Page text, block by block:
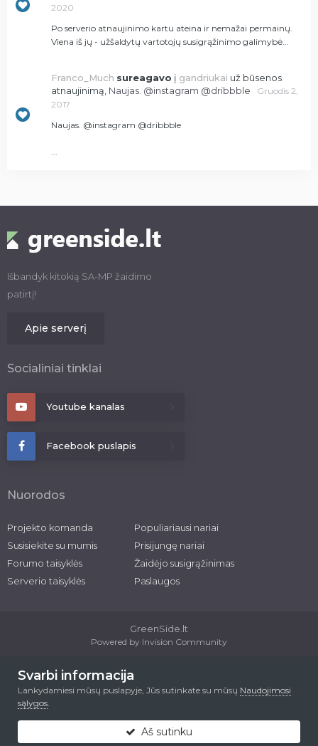
2020
Po serverio atnaujinimo kartu ateina ir nemažai permainų.
Viena iš jų - užšaldytų vartotojų susigrąžinimo galimybė...
Franco_Much sureagavo į gandriukai už būsenos
atnaujinimą, Naujas. @instagram @dribbble
Gruodis 2,
2017
Naujas. @instagram @dribbble
...
Išbandyk kitokią SA-MP žaidimo
patirtį!
Apie serverį
Socialiniai tinklai
Youtube kanalas
Facebook puslapis
Nuorodos
Projekto komanda
Susisiekite su mumis
Forumo taisyklės
Serverio taisyklės
Populiariausi nariai
Prisijungę nariai
Žaidėjo susigrąžinimas
Paslaugos
GreenSide.lt
Powered by Invision Community
2026 © greenside.lt
Svarbi informacija
Lankydamiesi mūsų puslapyje, Jūs sutinkate su mūsų Naudojimosi
sąlygos.
Aš sutinku